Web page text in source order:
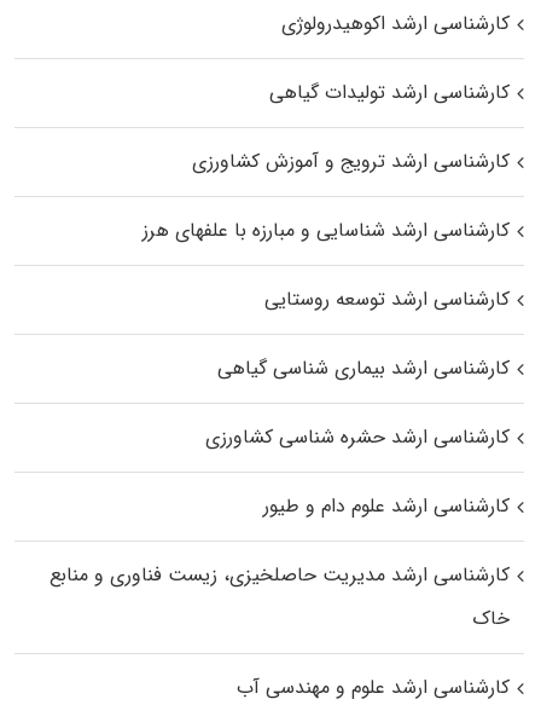
کارشناسی ارشد اکوهیدرولوژی
کارشناسی ارشد تولیدات گیاهی
کارشناسی ارشد ترویج و آموزش کشاورزی
کارشناسی ارشد شناسایی و مبارزه با علفهای هرز
کارشناسی ارشد توسعه روستایی
کارشناسی ارشد بیماری‌ شناسی گیاهی
کارشناسی ارشد حشره‌ شناسی کشاورزی
کارشناسی ارشد علوم دام و طیور
کارشناسی ارشد مدیریت حاصلخیزی، زیست فناوری و منابع
خاک
کارشناسی ارشد علوم و مهندسی آب